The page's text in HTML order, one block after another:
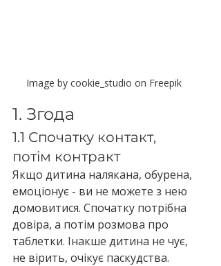
Image by cookie_studio on Freepik
1. Згода
1.1 Спочатку контакт,
потім контракт
Якщо дитина налякана, обурена,
емоціонує - ви не можете з нею
домовитися. Спочатку потрібна
довіра, а потім розмова про
таблетки. Інакше дитина не чує,
не вірить, очікує паскудства.